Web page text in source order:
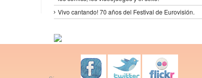
Vivo cantando! 70 años del Festival de Eurovisión.